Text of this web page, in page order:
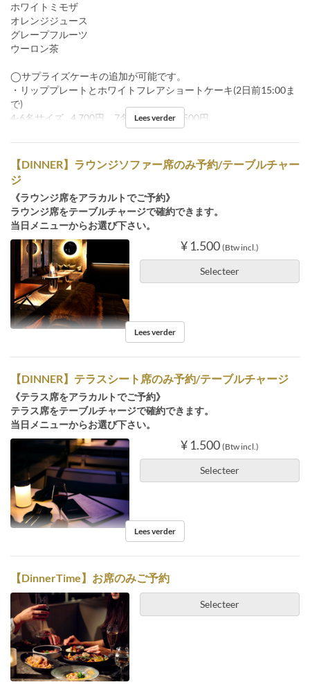
ホワイトミモザ
オレンジジュース
グレープフルーツ
ウーロン茶
◯サプライズケーキの追加が可能です。
・リッププレートとホワイトフレアショートケーキ(2日前15:00ま
で)
4-6名サイズ…4,700円、7名～サイズ…5,500円
Lees verder
【DINNER】ラウンジソファー席のみ予約/テーブルチャー
ジ
《ラウンジ席をアラカルトでご予約》
ラウンジ席をテーブルチャージで確約できます。
当日メニューからお選び下さい。
¥ 1.500 (Btw incl.)
Selecteer
Lees verder
【DINNER】テラスシート席のみ予約/テーブルチャージ
《テラス席をアラカルトでご予約》
テラス席をテーブルチャージで確約できます。
当日メニューからお選び下さい。
¥ 1.500 (Btw incl.)
Selecteer
Lees verder
【DinnerTime】お席のみご予約
Selecteer